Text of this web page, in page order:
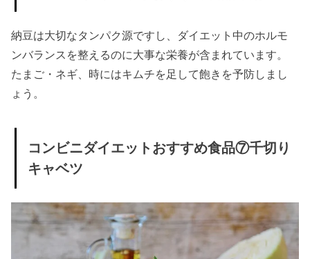
ゼリー
» ダイエ
ット中
おやつ
» ダイエ
ット中
OKなコ
納豆は大切なタンパク源ですし、ダイエット中のホルモ
ンバランスを整えるのに大事な栄養が含まれています。
たまご・ネギ、時にはキムチを足して飽きを予防しまし
ょう。
コンビニダイエットおすすめ食品⑦千切り
キャベツ